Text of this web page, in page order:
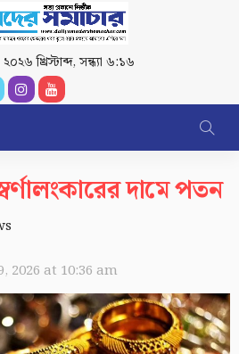
খ্রিস্টাব্দ,সন্ধ্যা ৬:১৬
দামে পতন
2026 at 10:36 am